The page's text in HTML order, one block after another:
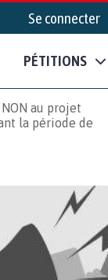
Se connecter
PÉTITIONS
NON au projet
la période de